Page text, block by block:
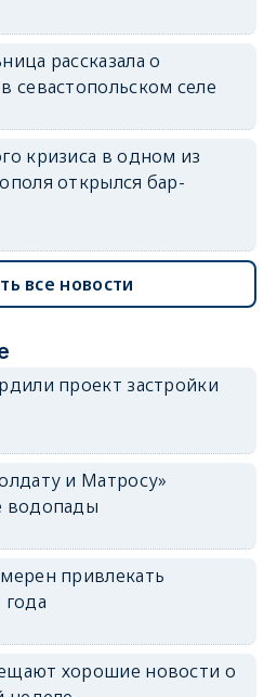
рассказала о
севастопольском селе
кризиса в одном из
открылся бар-
все новости
проект застройки
и Матросу»
водопады
привлекать
хорошие новости о